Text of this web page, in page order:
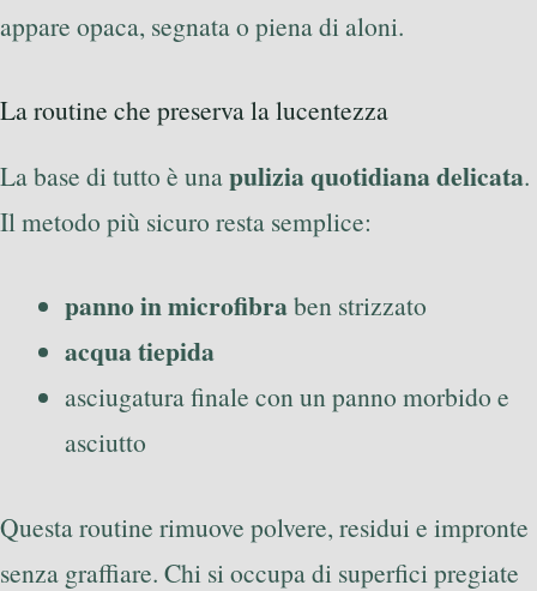
appare opaca, segnata o piena di aloni.
La routine che preserva la lucentezza
La base di tutto è unapulizia quotidiana delicata.
Il metodo più sicuro resta semplice:
panno in microfibraben strizzato
acqua tiepida
asciugatura finale con un panno morbido e
asciutto
Questa routine rimuove polvere, residui e impronte
senza graffiare. Chi si occupa di superfici pregiate